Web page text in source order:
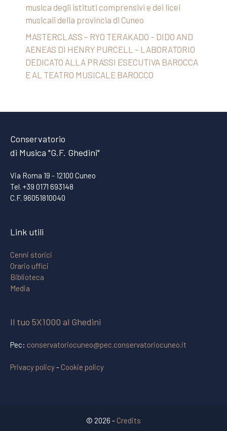
musica degli istituti comprensivi e dei licei
musicali della provincia di Cuneo
MASTERCLASS – RYO TERAKADO – DIDO AND
AENEAS DI HENRY PURCELL – LABORATORIO
DEDICATO ALLA PRASSI ESECUTIVA BAROCCA
E AL TEATRO MUSICALE BAROCCO
Conservatorio
di Musica "G.F. Ghedini"
Via Roma 19 - 12100 Cuneo
Tel. +39 0171 693148
C.F. 96051810040
Link utili
Cenni storici
Orario uffici
Biblioteca
Media
Il tuo 5X1000 al Ghedini
Pec: conservatoriocuneo@pec.conservatoriocuneo.it
Privacy policy- Cookie policy
© 2026 - Credits